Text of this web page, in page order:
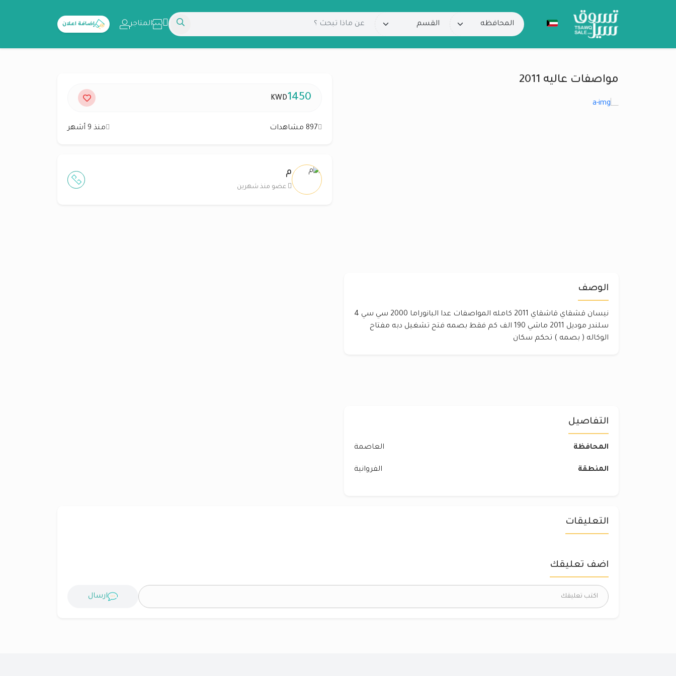
المتاجر إضافة اعلان
مواصفات عاليه 2011
الوصف
نيسان قشقاي قاشقاي 2011 كامله المواصفات عدا البانوراما 2000 سي سي 4
سلندر موديل 2011 ماشي 190 الف كم فقط بصمه فتح تشغيل دبه مفتاح
الوكاله ( بصمه ) تحكم سكان
1450
KWD
897 مشاهدات منذ 9 أشهر
م
عضو منذ شهرين
التفاصيل
المحافظة العاصمة
المنطقة الفروانية
التعليقات
اضف تعليقك
ارسال